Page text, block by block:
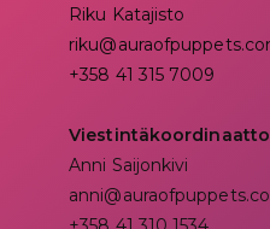
Riku Katajisto
+358 41 315 7009
Anni Saijonkivi